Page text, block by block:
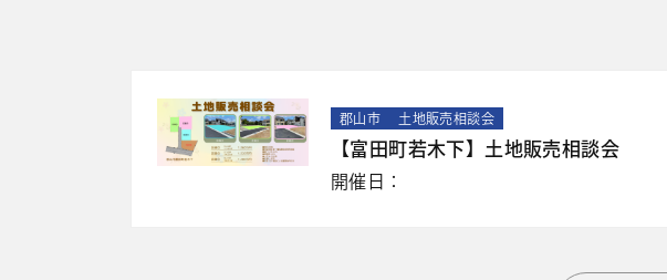
郡山市 土地販売相談会
【富田町若木下】土地販売相談会
開催日：